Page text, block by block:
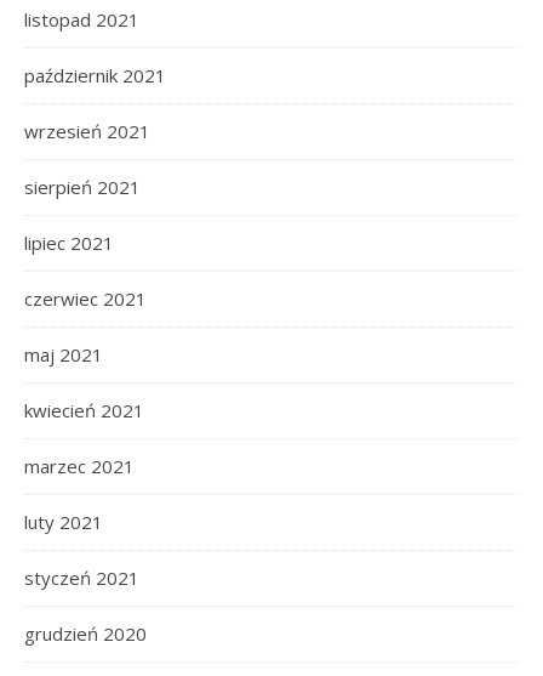
listopad 2021
październik 2021
wrzesień 2021
sierpień 2021
lipiec 2021
czerwiec 2021
maj 2021
kwiecień 2021
marzec 2021
luty 2021
styczeń 2021
grudzień 2020